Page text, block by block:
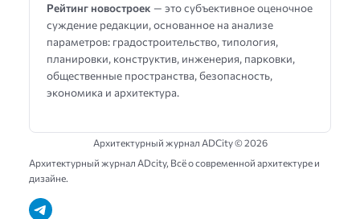
Рейтинг новостроек — это субъективное оценочное
суждение редакции, основанное на анализе
параметров: градостроительство, типология,
планировки, конструктив, инженерия, парковки,
общественные пространства, безопасность,
экономика и архитектура.
Архитектурный журнал ADCity ©2026
Архитектурный журнал ADсity, Всё о современной архитектуре и
дизайне.